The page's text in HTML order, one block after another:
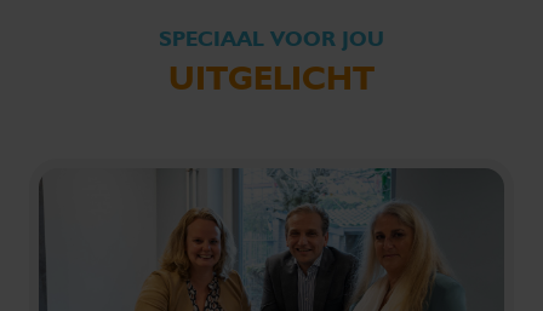
SPECIAAL VOOR JOU
UITGELICHT